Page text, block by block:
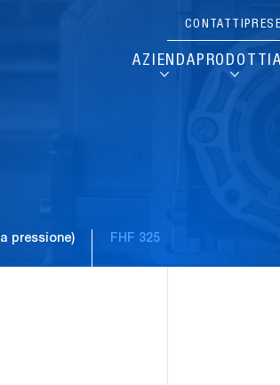
CONTATTI
AZIENDAPRODOTTI
pressione) FHF 325